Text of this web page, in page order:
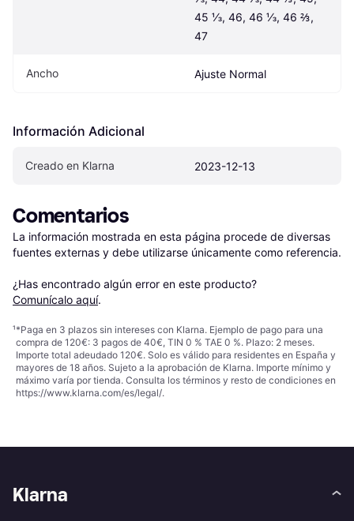
45 ⅓, 46, 46 ⅓, 46 ⅔,
47
Ancho Ajuste Normal
Información Adicional
Creado en Klarna 2023-12-13
Comentarios
La información mostrada en esta página procede de diversas
fuentes externas y debe utilizarse únicamente como referencia.
¿Has encontrado algún error en este producto?
Comunícalo aquí.
¹*Paga en 3 plazos sin intereses con Klarna. Ejemplo de pago para una
compra de 120€: 3 pagos de 40€, TIN 0 % TAE 0 %. Plazo: 2 meses.
Importe total adeudado 120€. Solo es válido para residentes en España y
mayores de 18 años. Sujeto a la aprobación de Klarna. Importe mínimo y
máximo varía por tienda. Consulta los términos y resto de condiciones en
https://www.klarna.com/es/legal/.
Klarna